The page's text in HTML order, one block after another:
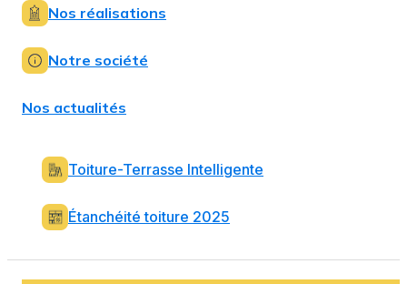
Nos réalisations
Notre société
Nos actualités
Toiture-Terrasse Intelligente
Étanchéité toiture 2025